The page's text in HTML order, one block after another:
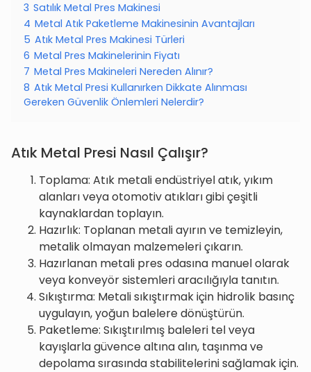
3 Satılık Metal Pres Makinesi
4 Metal Atık Paketleme Makinesinin Avantajları
5 Atık Metal Pres Makinesi Türleri
6 Metal Pres Makinelerinin Fiyatı
7 Metal Pres Makineleri Nereden Alınır?
8 Atık Metal Presi Kullanırken Dikkate Alınması
Gereken Güvenlik Önlemleri Nelerdir?
Atık Metal Presi Nasıl Çalışır?
Toplama: Atık metali endüstriyel atık, yıkım
alanları veya otomotiv atıkları gibi çeşitli
kaynaklardan toplayın.
Hazırlık: Toplanan metali ayırın ve temizleyin,
metalik olmayan malzemeleri çıkarın.
Hazırlanan metali pres odasına manuel olarak
veya konveyör sistemleri aracılığıyla tanıtın.
Sıkıştırma: Metali sıkıştırmak için hidrolik basınç
uygulayın, yoğun balelere dönüştürün.
Paketleme: Sıkıştırılmış baleleri tel veya
kayışlarla güvence altına alın, taşınma ve
depolama sırasında stabilitelerini sağlamak için.